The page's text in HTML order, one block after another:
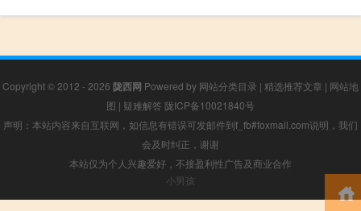
Copyright © 2012 - 2026 陇西网 Powered by 网站分类目录 | 精选推荐文章 | 网站地
图 | 疑难解答 陇ICP备10021840号
声明：本站内容来自互联网，如信息有错误可发邮件到f_fb#foxmail.com说明，我们
会及时纠正，谢谢
本站仅为个人兴趣爱好，不接盈利性广告及商业合作
小男孩